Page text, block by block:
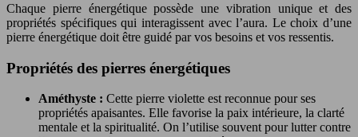
Chaque pierre énergétique possède une vibration unique et des
propriétés spécifiques qui interagissent avec l’aura. Le choix d’une
pierre énergétique doit être guidé par vos besoins et vos ressentis.
Propriétés des pierres énergétiques
Améthyste : Cette pierre violette est reconnue pour ses
propriétés apaisantes. Elle favorise la paix intérieure, la clarté
mentale et la spiritualité. On l’utilise souvent pour lutter contre